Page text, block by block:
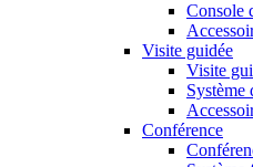
Console
Visite guidée
Visite
Système
Conférence